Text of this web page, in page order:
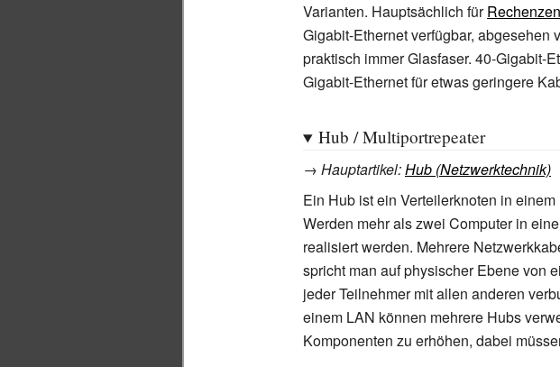
Varianten. Hauptsächlich für
Gigabit-Ethernet verfügbar,
praktisch immer Glasfaser. 40-Gigabit-
Gigabit-Ethernet für etwas geringere
Hub / Multiportrepeater
→ Hauptartikel:Hub (Netzwerktechnik)
Ein Hub ist ein Verteilerknoten in
Werden mehr als zwei Computer in
realisiert werden. Mehrere
spricht man auf physischer Ebene von
jeder Teilnehmer mit allen anderen
einem LAN können mehrere Hubs
Komponenten zu erhöhen, dabei